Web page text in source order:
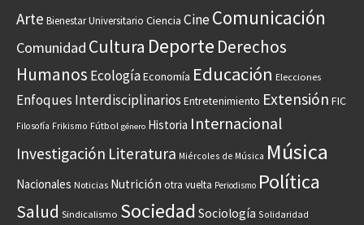
Arte Bienestar Universitario Ciencia CineComunicación
Comunidad Cultura Deporte Derechos
Humanos EcologíaEconomía Educación Elecciones
Enfoques Interdisciplinarios Entretenimiento Extensión FIC
Filosofía Frikismo Fútbol género Historia Internacional
Investigación Literatura Miércoles de Música Música
Nacionales Noticias Nutrición otra vuelta Periodismo Política
Salud Sindicalismo Sociedad Sociología Solidaridad